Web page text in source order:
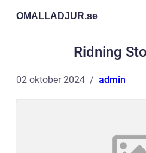
OMALLADJUR.se
Ridning
02 oktober 2024 admin